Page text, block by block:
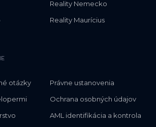
Reality Nemecko
Reality Maurícius
otázky
Právne ustanovenia
Ochrana osobných údajov
AML identifikácia a kontrola